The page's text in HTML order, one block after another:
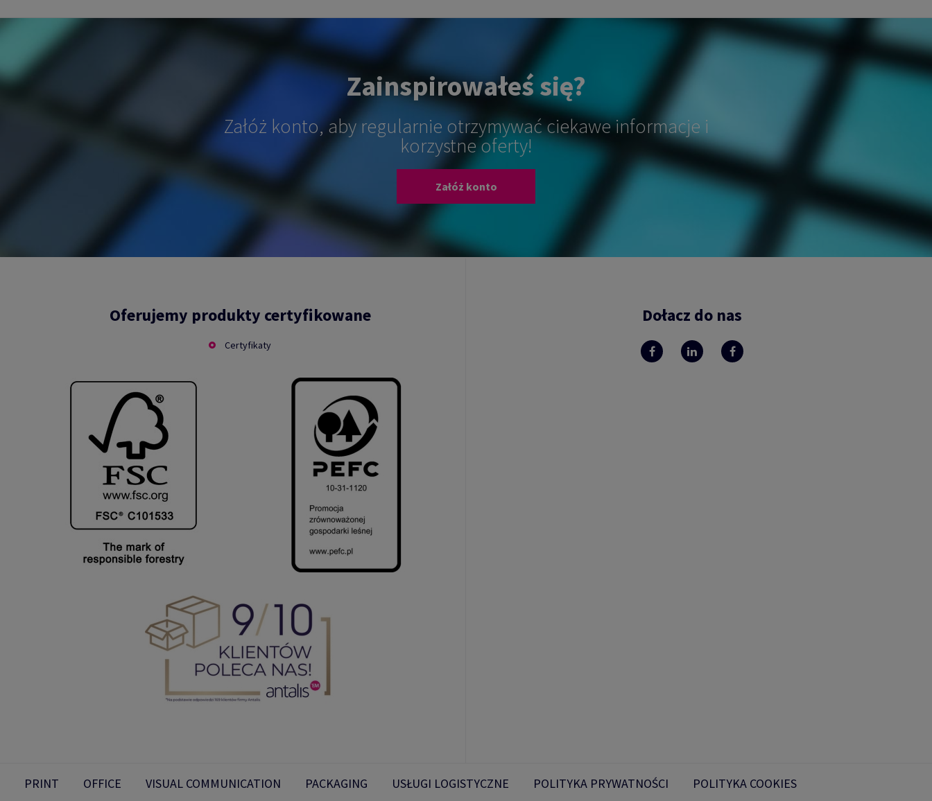
Zainspirowałeś się?
Załóż konto, aby regularnie otrzymywać ciekawe informacje i
korzystne oferty!
Załóż konto
Oferujemy produkty certyfikowane
Certyfikaty
Dołacz do nas
PRINT OFFICE VISUAL COMMUNICATION PACKAGING USŁUGI LOGISTYCZNE POLITYKA PRYWATNOŚCI POLITYKA COOKIES